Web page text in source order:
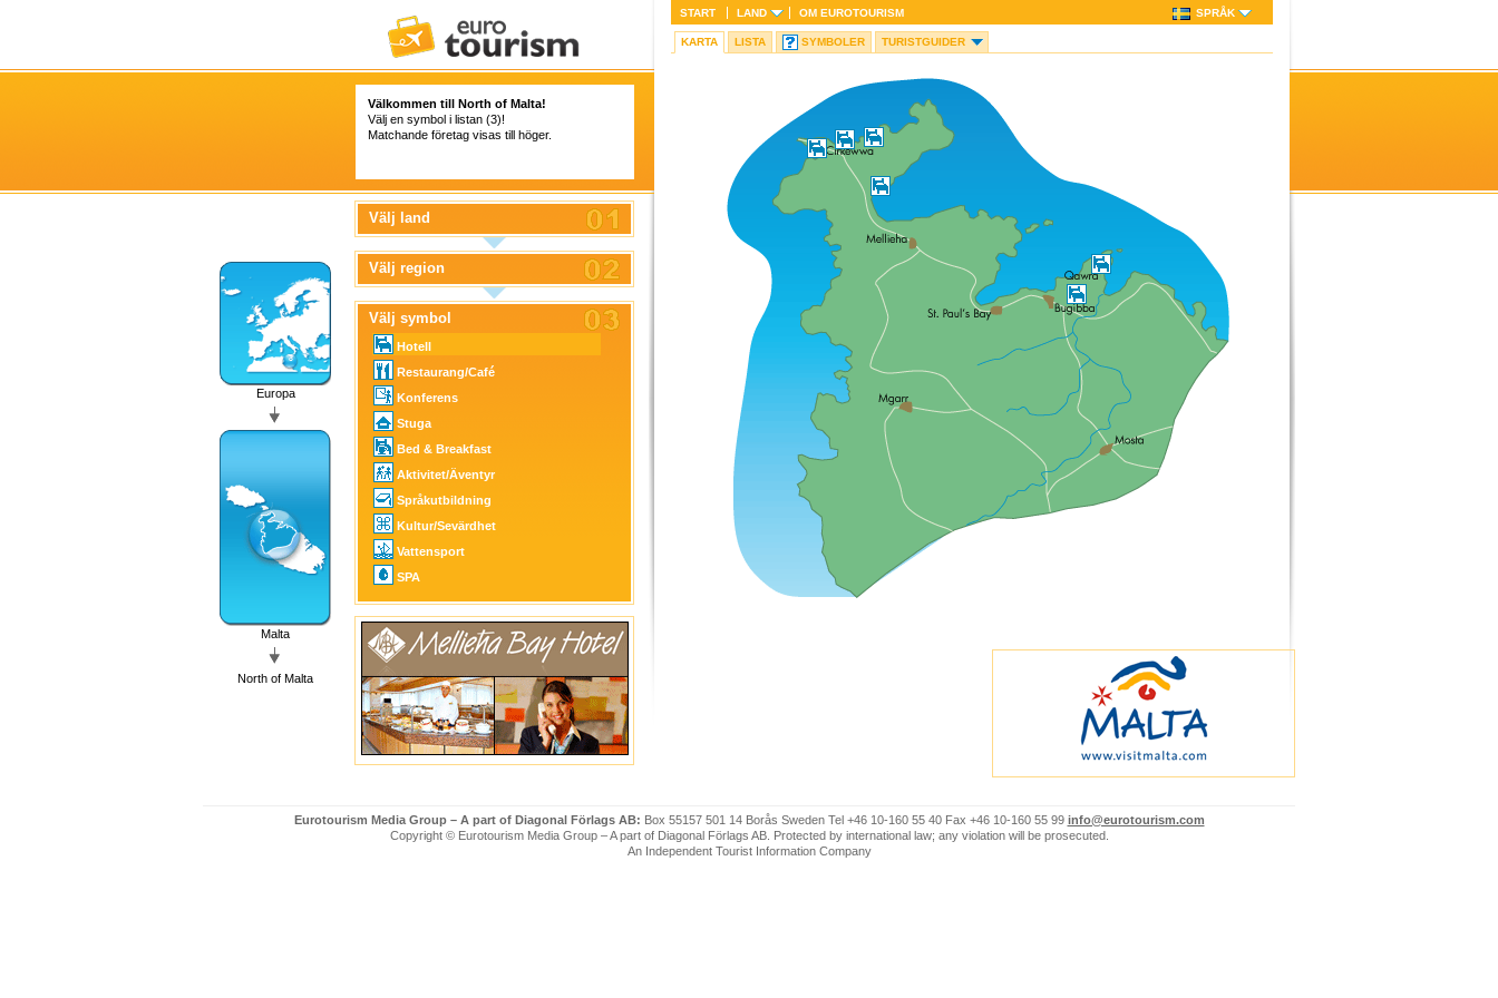
Välkommen till North of Malta!
Välj en symbol i listan (3)!
Matchande företag visas till höger.
Europa
Malta
North of Malta
Välj land
Välj region
Välj symbol
Hotell
Restaurang/Café
Konferens
Stuga
Bed & Breakfast
Aktivitet/Äventyr
Språkutbildning
Kultur/Sevärdhet
Vattensport
SPA
START LAND OM EUROTOURISM SPRÅK
KARTA LISTA SYMBOLER TURISTGUIDER
Eurotourism Media Group – A part of Diagonal Förlags AB: Box 55157 501 14 Borås Sweden Tel +46 10-160 55 40 Fax +46 10-160 55 99 info@eurotourism.com
Copyright © Eurotourism Media Group – A part of Diagonal Förlags AB. Protected by international law; any violation will be prosecuted.
An Independent Tourist Information Company